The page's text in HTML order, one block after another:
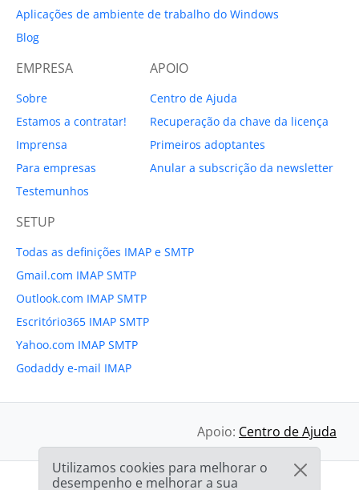
Aplicações de ambiente de trabalho do Windows
Blog
EMPRESA
Sobre
Estamos a contratar!
Imprensa
Para empresas
Testemunhos
APOIO
Centro de Ajuda
Recuperação da chave da licença
Primeiros adoptantes
Anular a subscrição da newsletter
SETUP
Todas as definições IMAP e SMTP
Gmail.com IMAP SMTP
Outlook.com IMAP SMTP
Escritório365 IMAP SMTP
Yahoo.com IMAP SMTP
Godaddy e-mail IMAP
Apoio: Centro de Ajuda
Utilizamos cookies para melhorar o
desempenho e melhorar a sua